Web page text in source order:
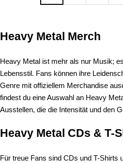
Heavy Metal Merch
Heavy Metal ist mehr als nur Musik;
Lebensstil. Fans können ihre
Genre mit offiziellem Merchandise
findest du eine Auswahl an Heavy
Ausstellen, die die Intensität und den
Heavy Metal CDs & T-
Für treue Fans sind CDs und T-Shirts